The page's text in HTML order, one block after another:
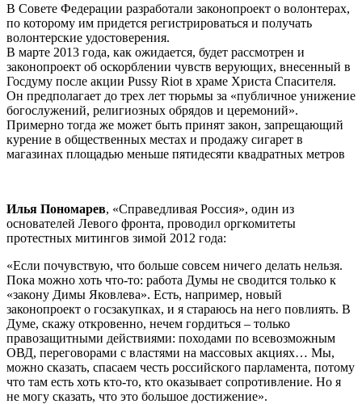
В Совете Федерации разработали законопроект о волонтерах,
по которому им придется регистрироваться и получать
волонтерские удостоверения.
В марте 2013 года, как ожидается, будет рассмотрен и
законопроект об оскорблении чувств верующих, внесенный в
Госдуму после акции Pussy Riot в храме Христа Спасителя.
Он предполагает до трех лет тюрьмы за «публичное унижение
богослужений, религиозных обрядов и церемоний».
Примерно тогда же может быть принят закон, запрещающий
курение в общественных местах и продажу сигарет в
магазинах площадью меньше пятидесяти квадратных метров
Илья Пономарев, «Справедливая Россия», один из
основателей Левого фронта, проводил оргкомитеты
протестных митингов зимой 2012 года:
«Если почувствую, что больше совсем ничего делать нельзя.
Пока можно хоть что-то: работа Думы не сводится только к
«закону Димы Яковлева». Есть, например, новый
законопроект о госзакупках, и я стараюсь на него повлиять. В
Думе, скажу откровенно, нечем гордиться – только
правозащитными действиями: походами по всевозможным
ОВД, переговорами с властями на массовых акциях… Мы,
можно сказать, спасаем честь российского парламента, потому
что там есть хоть кто-то, кто оказывает сопротивление. Но я
не могу сказать, что это большое достижение».